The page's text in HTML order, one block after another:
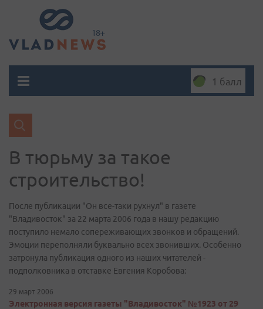
1 балл
В тюрьму за такое
строительство!
После публикации "Он все-таки рухнул" в газете
"Владивосток" за 22 марта 2006 года в нашу редакцию
поступило немало сопереживающих звонков и обращений.
Эмоции переполняли буквально всех звонивших. Особенно
затронула публикация одного из наших читателей -
подполковника в отставке Евгения Коробова:
29 март 2006
Электронная версия газеты "Владивосток" №1923 от 29